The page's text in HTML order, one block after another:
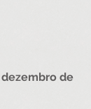
de